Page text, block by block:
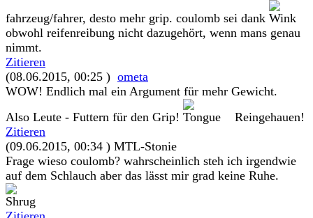
fahrzeug/fahrer, desto mehr grip. coulomb sei dank
obwohl reifenreibung nicht dazugehört, wenn mans genau
nimmt.
Zitieren
(08.06.2015, 00:25 ) ometa
WOW! Endlich mal ein Argument für mehr Gewicht.
Also Leute - Futtern für den Grip!
Reingehauen!
Zitieren
(09.06.2015, 00:34 ) MTL-Stonie
Frage wieso coulomb? wahrscheinlich steh ich irgendwie
auf dem Schlauch aber das lässt mir grad keine Ruhe.